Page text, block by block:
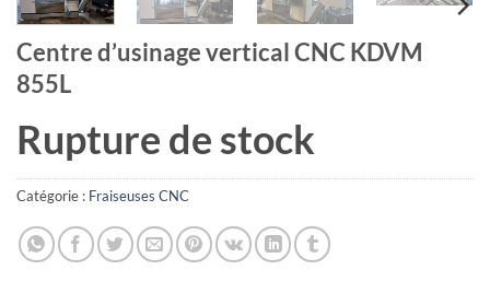
Centre d’usinage vertical CNC KDVM
855L
Rupture de stock
Catégorie : Fraiseuses CNC